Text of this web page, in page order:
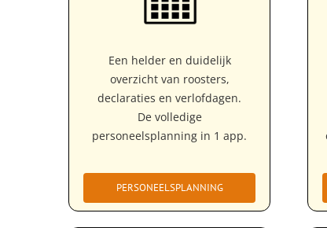
Een helder en duidelijk
overzicht van roosters,
declaraties en verlofdagen.
De volledige
personeelsplanning in 1 app.
PERSONEELSPLANNING